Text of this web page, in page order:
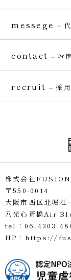
messege
contact お
recruit 採
株式会社FUSION
〒550-0014
大阪市西区北堀江
八光心斎橋Air
tel： 06-4303-
HP： https://